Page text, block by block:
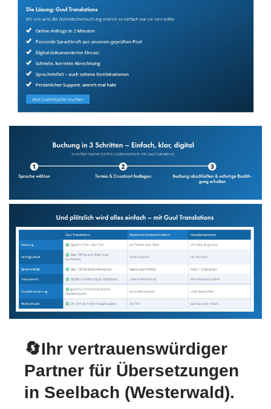
🔄Ihr vertrauenswürdiger
Partner für Übersetzungen
in Seelbach (Westerwald).